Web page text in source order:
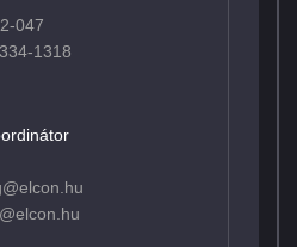
047
1318